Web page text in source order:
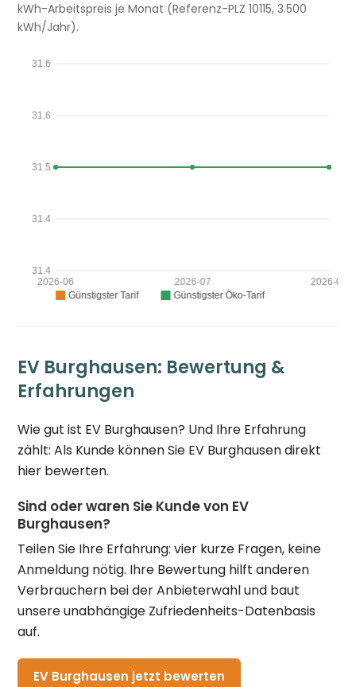
kWh-Arbeitspreis je Monat (Referenz-PLZ 10115, 3.500
kWh/Jahr).
EV Burghausen: Bewertung &
Erfahrungen
Wie gut ist EV Burghausen? Und Ihre Erfahrung
zählt: Als Kunde können Sie EV Burghausen direkt
hier bewerten.
Sind oder waren Sie Kunde von EV
Burghausen?
Teilen Sie Ihre Erfahrung: vier kurze Fragen, keine
Anmeldung nötig. Ihre Bewertung hilft anderen
Verbrauchern bei der Anbieterwahl und baut
unsere unabhängige Zufriedenheits-Datenbasis
auf.
EV Burghausen jetzt bewerten